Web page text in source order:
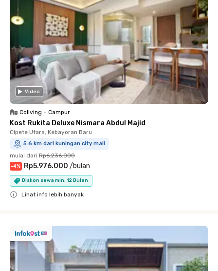
Video
Coliving • Campur
Kost Rukita Deluxe Nismara Abdul Majid
Cipete Utara, Kebayoran Baru
5.6 km dari kuningan city mall
mulai dari Rp6.236.000
-4% Rp5.976.000 /bulan
Diskon sewa min. 12 Bulan
Lihat info lebih banyak